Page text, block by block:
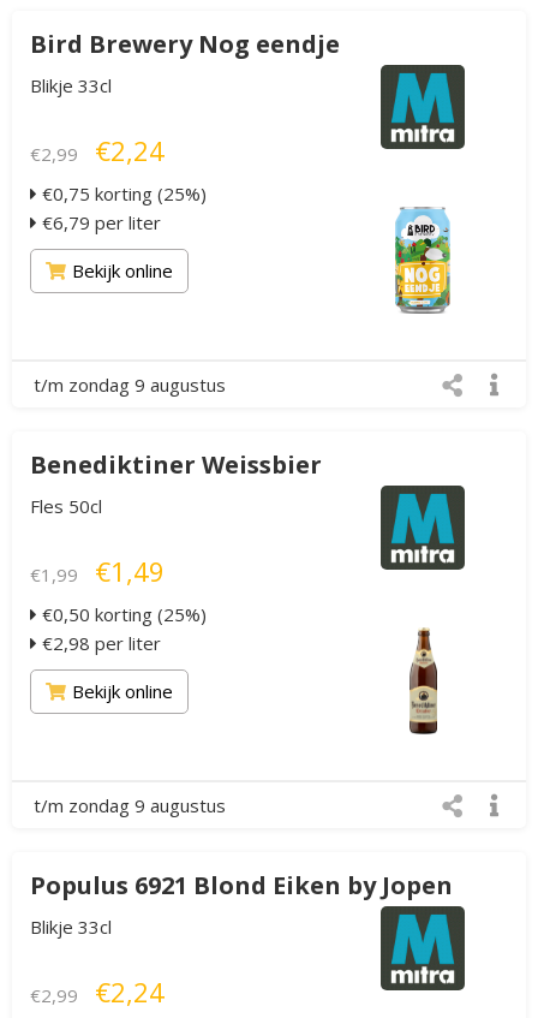
Bird Brewery Nog eendje
Blikje 33cl
€2,99 €2,24
€0,75 korting (25%)
€6,79 per liter
Bekijk online
t/m zondag 9 augustus
Benediktiner Weissbier
Fles 50cl
€1,99 €1,49
€0,50 korting (25%)
€2,98 per liter
Bekijk online
t/m zondag 9 augustus
Populus 6921 Blond Eiken by Jopen
Blikje 33cl
€2,99 €2,24